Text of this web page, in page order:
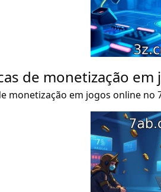
de monetização em
monetização em jogos online